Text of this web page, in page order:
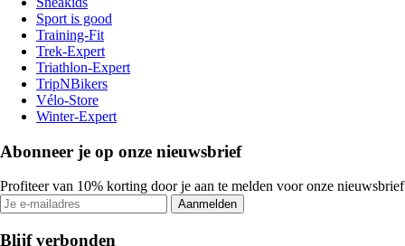
Sport is good
Training-Fit
Trek-Expert
Triathlon-Expert
TripNBikers
Vélo-Store
Winter-Expert
Abonneer je op onze nieuwsbrief
Profiteer van 10% korting door je aan te melden voor onze nieuwsbrief
Aanmelden
Blijf verbonden